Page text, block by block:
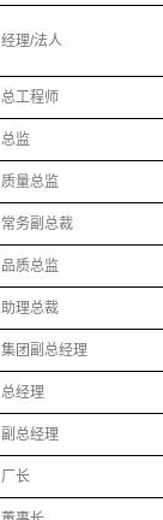
经理/法人
总工程师
总监
质量总监
常务副总裁
品质总监
助理总裁
集团副总经理
总经理
副总经理
厂长